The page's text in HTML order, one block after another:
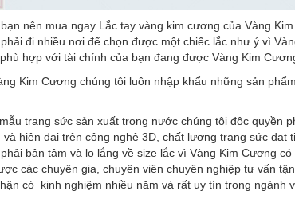
nên mua ngay Lắc tay vàng kim cương của Vàng
đi nhiều nơi để chọn được một chiếc lắc như ý vì
hợp với tài chính của bạn đang được Vàng Kim
Kim Cương chúng tôi luôn nhập khẩu những sản
trang sức sản xuất trong nước chúng tôi độc quyền
và hiện đại trên công nghệ 3D, chất lượng trang sức đạt
bận tâm và lo lắng về size lắc vì Vàng Kim Cương
các chuyên gia, chuyên viên chuyên nghiệp tư vấn
có kinh nghiệm nhiều năm và rất uy tín trong ngành